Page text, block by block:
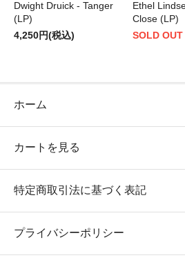
Dwight Druick - Tanger
(LP)
4,250円(税込)
Ethel
Close (LP)
SOLD OUT
ホーム
カートを見る
特定商取引法に基づく表記
プライバシーポリシー